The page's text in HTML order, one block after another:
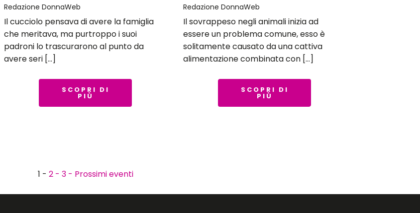
Redazione DonnaWeb
Il cucciolo pensava di avere la famiglia
che meritava, ma purtroppo i suoi
padroni lo trascurarono al punto da
avere seri […]
SCOPRI DI
PIÙ
Redazione DonnaWeb
Il sovrappeso negli animali inizia ad
essere un problema comune, esso è
solitamente causato da una cattiva
alimentazione combinata con […]
SCOPRI DI
PIÙ
1 - 2 - 3 - Prossimi eventi